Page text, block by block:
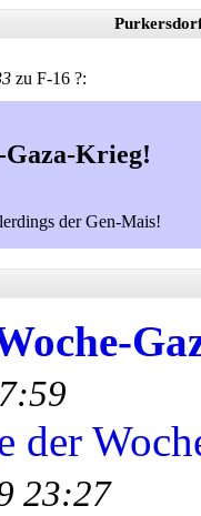
zu F-16 ?:
Gaza-Krieg!
der Gen-Mais!
der
23:27